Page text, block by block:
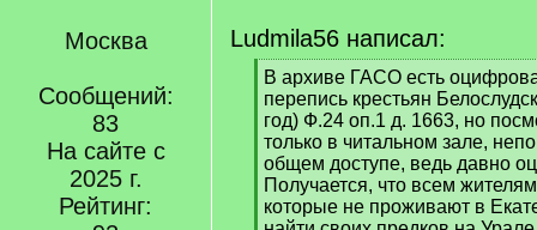
Москва
Сообщений:
83
На сайте с
2025 г.
Рейтинг:
Ludmila56 написал:
[
q
]
В архиве ГАСО есть
перепись крестьян
год) Ф.24 оп.1 д. 1663, но
только в читальном зале,
общем доступе, ведь давно
Получается, что всем
которые не проживают в